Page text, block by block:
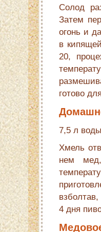
Солод
Затем
огонь и
в
20,
готово
7,5 л
Хмель
нем
4 дня